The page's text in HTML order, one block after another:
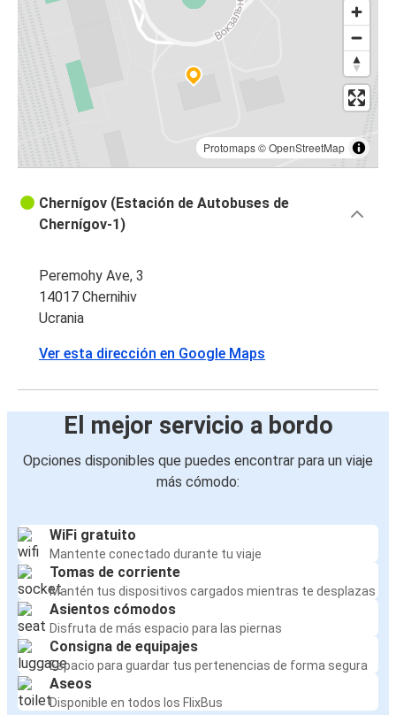
Protomaps©OpenStreetMap
Chernígov (Estación de Autobuses de
Chernígov-1)
Peremohy Ave, 3
14017 Chernihiv
Ucrania
Ver esta dirección en Google Maps
El mejor servicio a bordo
Opciones disponibles que puedes encontrar para un viaje
más cómodo:
WiFi gratuito
Mantente conectado durante tu viaje
Tomas de corriente
Mantén tus dispositivos cargados mientras te desplazas
Asientos cómodos
Disfruta de más espacio para las piernas
Consigna de equipajes
Espacio para guardar tus pertenencias de forma segura
Aseos
Disponible en todos los FlixBus